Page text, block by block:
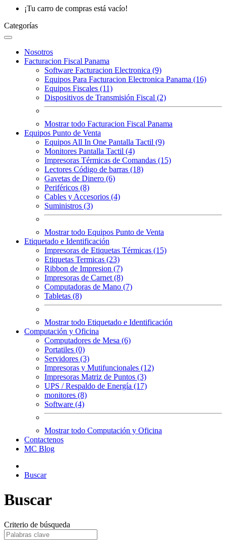
¡Tu carro de compras está vacío!
Categorías
Nosotros
Facturacion Fiscal Panama
Software Facturacion Electronica (9)
Equipos Para Facturacion Electronica Panama (16)
Equipos Fiscales (11)
Dispositivos de Transmisión Fiscal (2)
Mostrar todo Facturacion Fiscal Panama
Equipos Punto de Venta
Equipos All In One Pantalla Tactil (9)
Monitores Pantalla Tactil (4)
Impresoras Térmicas de Comandas (15)
Lectores Código de barras (18)
Gavetas de Dinero (6)
Periféricos (8)
Cables y Accesorios (4)
Suministros (3)
Mostrar todo Equipos Punto de Venta
Etiquetado e Identificación
Impresoras de Etiquetas Térmicas (15)
Etiquetas Termicas (23)
Ribbon de Impresion (7)
Impresoras de Carnet (8)
Computadoras de Mano (7)
Tabletas (8)
Mostrar todo Etiquetado e Identificación
Computación y Oficina
Computadores de Mesa (6)
Portatiles (0)
Servidores (3)
Impresoras y Mutifuncionales (12)
Impresoras Matriz de Puntos (3)
UPS / Respaldo de Energía (17)
monitores (8)
Software (4)
Mostrar todo Computación y Oficina
Contactenos
MC Blog
Buscar
Buscar
Criterio de búsqueda